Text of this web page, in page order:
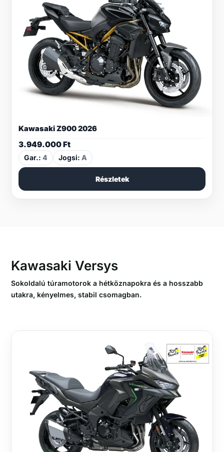
Kawasaki Z900 2026
3.949.000Ft
Gar.: 4 Jogsi: A
Részletek
Kawasaki Versys
Sokoldalú túramotorok a hétköznapokra és a hosszabb
utakra, kényelmes, stabil csomagban.